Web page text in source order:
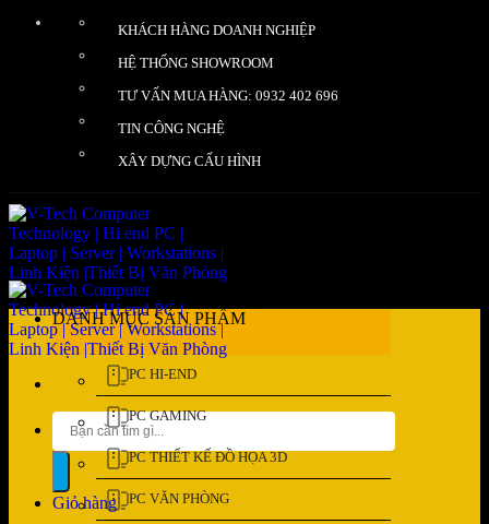
KHÁCH HÀNG DOANH NGHIỆP
HỆ THỐNG SHOWROOM
TƯ VẤN MUA HÀNG: 0932 402 696
TIN CÔNG NGHỆ
XÂY DỰNG CẤU HÌNH
Tìm
kiếm:
Giỏ hàng
DANH MỤC SẢN PHẨM
PC HI-END
PC GAMING
PC THIẾT KẾ ĐỒ HỌA 3D
PC VĂN PHÒNG